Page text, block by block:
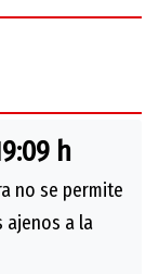
h
no se permite
ajenos a la